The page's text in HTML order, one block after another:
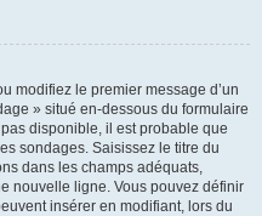
modifiez le premier message d’un
» situé en-dessous du formulaire
disponible, il est probable que
sondages. Saisissez le titre du
dans les champs adéquats,
nouvelle ligne. Vous pouvez définir
insérer en modifiant, lors du